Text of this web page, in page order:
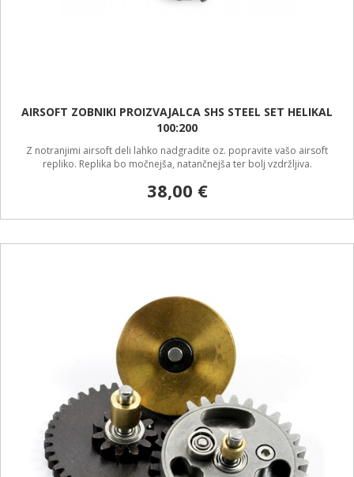
AIRSOFT ZOBNIKI PROIZVAJALCA SHS STEEL SET HELIKAL
100:200
Z notranjimi airsoft deli lahko nadgradite oz. popravite vašo airsoft
repliko. Replika bo močnejša, natančnejša ter bolj vzdržljiva.
38,00 €